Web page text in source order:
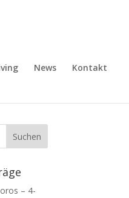
News Kontakt
– 4-